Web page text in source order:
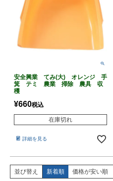
安全興業 てみ(大) オレンジ 手
箕 テミ 農業 掃除 農具 収
穫
¥660税込
在庫切れ
詳細を見る
並び替え 新着順 価格が安い順